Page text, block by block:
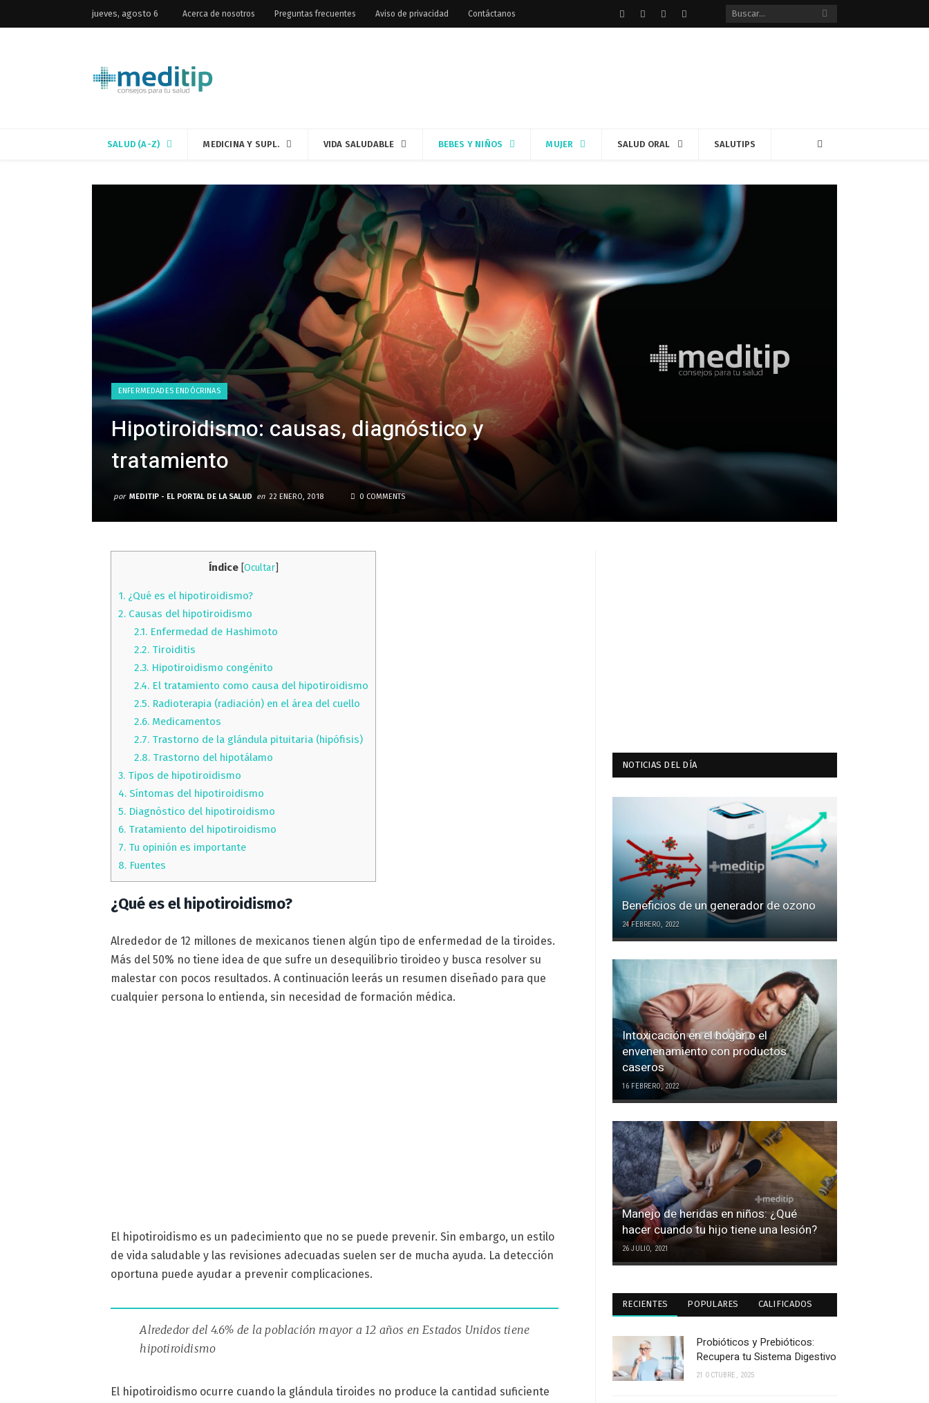
jueves, agosto 6 Acerca de nosotros Preguntas frecuentes Aviso de privacidad Contáctanos FacebookTwitter instagram
SALUD (A-Z) MEDICINA Y SUPL. VIDA SALUDABLE BEBES Y NIÑOS MUJER SALUD ORAL SALUTIPS
ENFERMEDADES ENDÓCRINAS
Hipotiroidismo: causas, diagnóstico y
tratamiento
por MEDITIP - EL PORTAL DE LA SALUD en 22 ENERO, 2018 0 COMMENTS
Índice Ocultar]
1. ¿Qué es el hipotiroidismo?
2. Causas del hipotiroidismo
2.1. Enfermedad de Hashimoto
2.2. Tiroiditis
2.3. Hipotiroidismo congénito
2.4. El tratamiento como causa del hipotiroidismo
2.5. Radioterapia (radiación) en el área del cuello
2.6. Medicamentos
2.7. Trastorno de la glándula pituitaria (hipófisis)
2.8. Trastorno del hipotálamo
3. Tipos de hipotiroidismo
4. Síntomas del hipotiroidismo
5. Diagnóstico del hipotiroidismo
6. Tratamiento del hipotiroidismo
7. Tu opinión es importante
8. Fuentes
¿Qué es el hipotiroidismo?
Alrededor de 12 millones de mexicanos tienen algún tipo de enfermedad de la tiroides.
Más del 50% no tiene idea de que sufre un desequilibrio tiroideo y busca resolver su
malestar con pocos resultados. A continuación leerás un resumen diseñado para que
cualquier persona lo entienda, sin necesidad de formación médica.
El hipotiroidismo es un padecimiento que no se puede prevenir. Sin embargo, un estilo
de vida saludable y las revisiones adecuadas suelen ser de mucha ayuda. La detección
oportuna puede ayudar a prevenir complicaciones.
Alrededor del 4.6% de la población mayor a 12 años en Estados Unidos tiene
hipotiroidismo
El hipotiroidismo ocurre cuando la glándula tiroides no produce la cantidad suficiente
NOTICIAS DEL DÍA
Beneficios de un generador de ozono
24 FEBRERO, 2022
Intoxicación en el hogar o el
envenenamiento con productos
caseros
16 FEBRERO, 2022
Manejo de heridas en niños: ¿Qué
hacer cuando tu hijo tiene una lesión?
26 JULIO, 2021
RECIENTES POPULARES CALIFICADOS
Probióticos y Prebióticos:
Recupera tu Sistema Digestivo
21 OCTUBRE, 2025